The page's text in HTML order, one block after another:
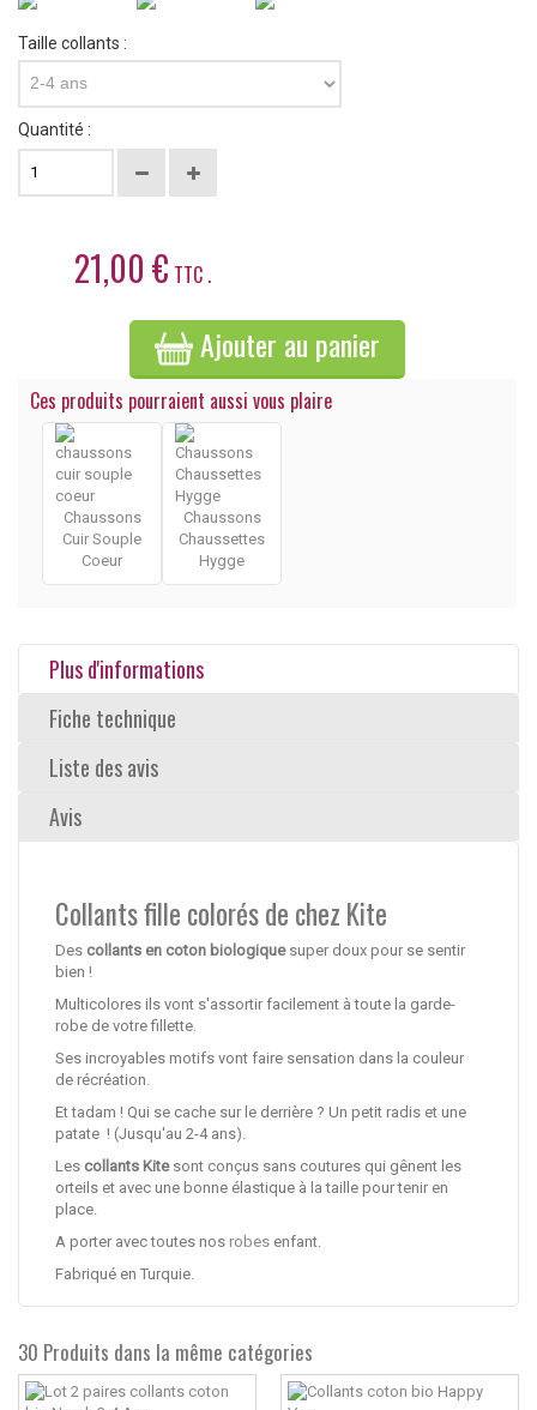
Taille collants :
2-4 ans
Quantité :
21,00 € TTC .
Ajouter au panier
Ces produits pourraient aussi vous plaire
Chaussons
Cuir Souple
Coeur
Chaussons
Chaussettes
Hygge
Plus d'informations
Fiche technique
Liste des avis
Avis
Collants fille colorés de chez Kite
Des collants en coton biologiquesuper doux pour se sentir
bien !
Multicolores ils vont s'assortir facilement à toute la garde-
robe de votre fillette.
Ses incroyables motifs vont faire sensation dans la couleur
de récréation.
Et tadam ! Qui se cache sur le derrière ? Un petit radis et une
patate ! (Jusqu'au 2-4 ans).
Les collants Kitesont conçus sans coutures qui gênent les
orteils et avec une bonne élastique à la taille pour tenir en
place.
A porter avec toutes nos robes enfant.
Fabriqué en Turquie.
30 Produits dans la même catégories